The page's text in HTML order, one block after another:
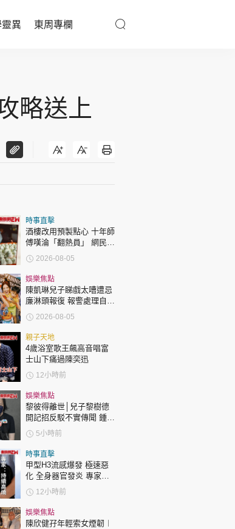
靈異 東周專欄
科
Standard 親子王
All rights reserved.
略送上
時事直擊
酒樓改用預製點心 十年師
傅嘆淪「翻熱員」 網民憂
傳統手藝被淘汰
2026-08-05
娛樂焦點
陳凱琳兒子睇戲太嘈遭忌
廉淋頭報復 報警處理自責
護子不力 歐錦棠陳倩揚齊
表態「媽媽有責任」
2026-08-05
親子天地
4歲浴室歌王飆高音唱富
士山下痛過陳奕迅
12小時前
娛樂焦點
黎彼得離世│兒子黎樹德
開記招反駁不實傳聞 鍾志
光代好友澄清：冇經濟問
題
5小時前
時事直擊
甲型H3流感爆發 極速惡
化 全身器官發炎 專家：
持續高燒要立即求醫
12小時前
娛樂焦點
陳欣健孖年輕索女煙韌︱